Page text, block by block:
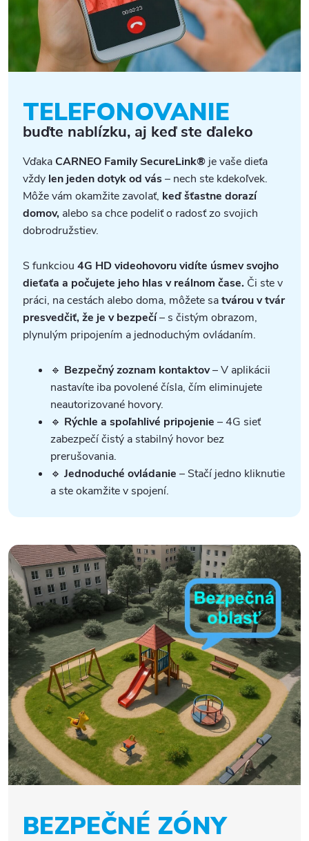
TELEFONOVANIE
buďte nablízku, aj keď ste ďaleko
VďakaCARNEO Family SecureLink® je vaše dieťa
vždy len jeden dotyk od vás– nech ste kdekoľvek.
Môže vám okamžite zavolať, keď šťastne dorazí
domov, alebo sa chce podeliť o radosť zo svojich
dobrodružstiev.
S funkciou4G HD videohovoru vidíte úsmev svojho
dieťaťa a počujete jeho hlas v reálnom čase. Či ste v
práci, na cestách alebo doma, môžete satvárou v tvár
presvedčiť, že je v bezpečí– s čistým obrazom,
plynulým pripojením a jednoduchým ovládaním.
🔹 Bezpečný zoznam kontaktov– V aplikácii
nastavíte iba povolené čísla, čím eliminujete
neautorizované hovory.
🔹 Rýchle a spoľahlivé pripojenie – 4G sieť
zabezpečí čistý a stabilný hovor bez
prerušovania.
🔹Jednoduché ovládanie – Stačí jedno kliknutie
a ste okamžite v spojení.
BEZPEČNÉ ZÓNY